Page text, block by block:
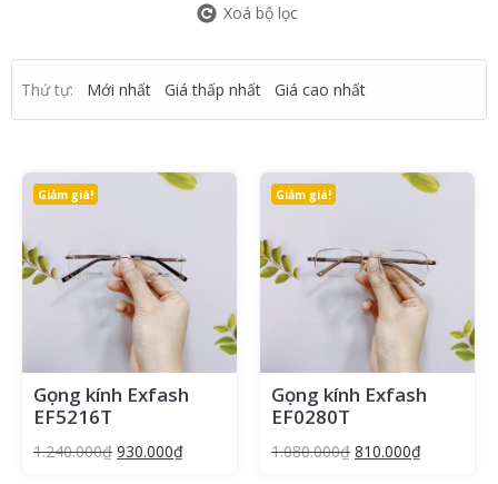
Xoá bộ lọc
Thứ tự: Mới nhất Giá thấp nhất Giá cao nhất
Giảm giá!
Gọng kính Exfash
EF5216T
1.240.000₫ 930.000₫
Giảm giá!
Gọng kính Exfash
EF0280T
1.080.000₫ 810.000₫